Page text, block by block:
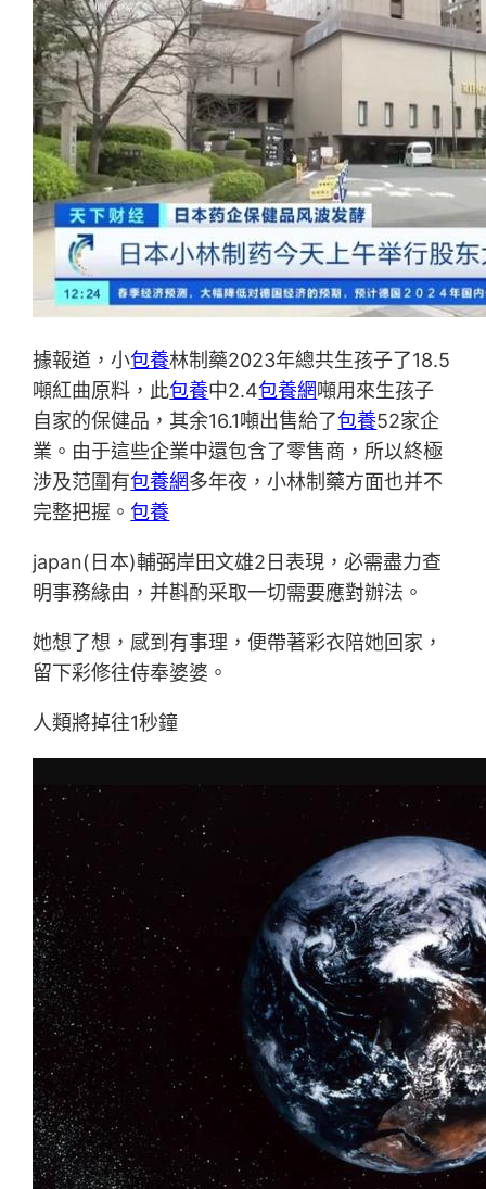
據報道，小包養林制藥2023年總共生孩子了18.5
噸紅曲原料，此包養中2.4包養網噸用來生孩子
自家的保健品，其余16.1噸出售給了包養52家企
業。由于這些企業中還包含了零售商，所以終極
涉及范圍有包養網多年夜，小林制藥方面也并不
完整把握。包養
japan(日本)輔弼岸田文雄2日表現，必需盡力查
明事務緣由，并斟酌采取一切需要應對辦法。
她想了想，感到有事理，便帶著彩衣陪她回家，
留下彩修往侍奉婆婆。
人類將掉往1秒鐘